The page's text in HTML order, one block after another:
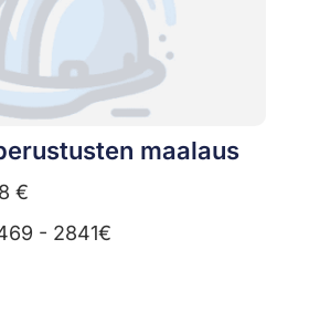
maalaus
€
- 2841€